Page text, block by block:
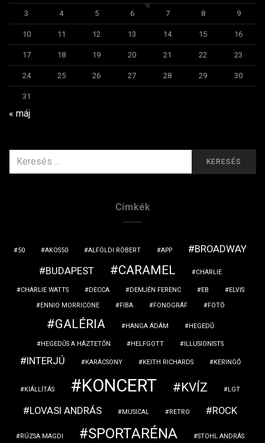
3 4 5 6 7 8 9
10 11 12 13 14 15 16
17 18 19 20 21 22 23
24 25 26 27 28 29 30
31
« máj
ERRE:
KERESÉS
Címkék
50 AKOS50 ALFÖLDI RÓBERT APP
BROADWAY
BUDAPEST
CARAMEL CHARLIE
CHARLIE WATTS DECCA DEMJÉN FERENC EB
ELVIS
ENNIO MORRICONE
FIBA FONOGRÁF FOTÓ
GALÉRIA HANGA ÁDÁM HEGEDŰ
HEGEDŰS A HÁZTETŐN HELFGOTT ILLUSIONISTS
INTERJÚ KARÁCSONY KEITH RICHARDS KERINGŐ
KIÁLLÍTÁS KONCERT KVÍZ LGT
LOVASI ANDRÁS MUSICAL RETRO ROCK
RÚZSA MAGDI SPORTARÉNA STOHL ANDRÁS